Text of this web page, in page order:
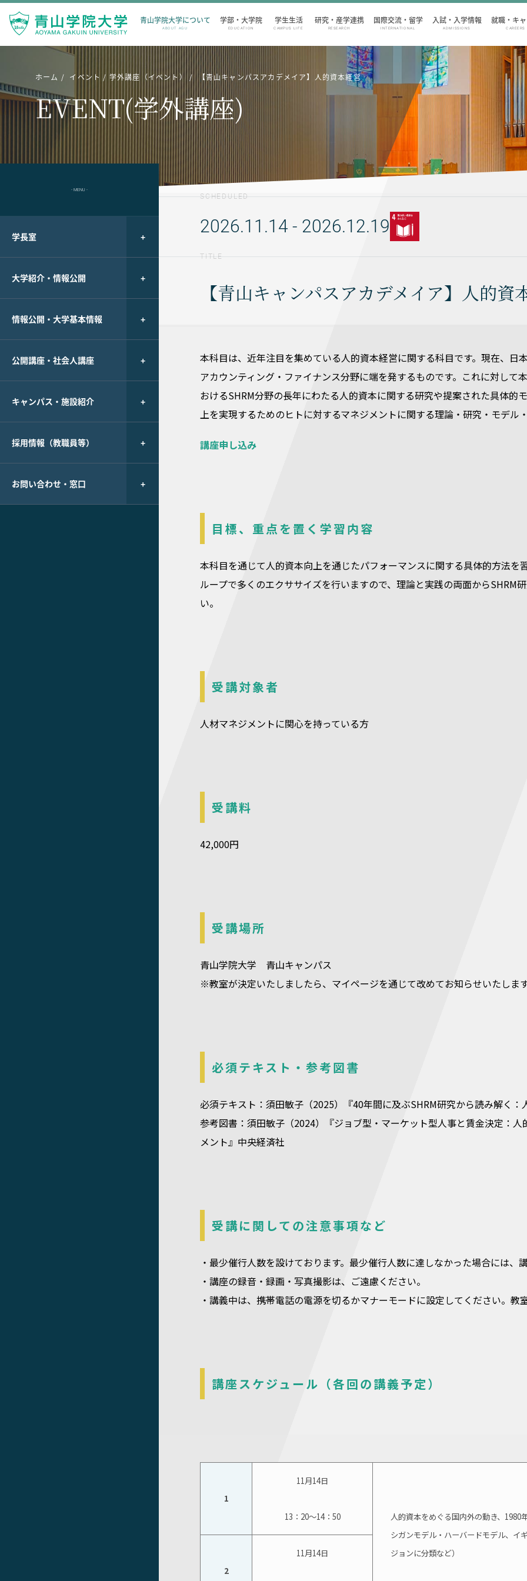
青山学院大学について
ABOUT AGU
学部・大学院
EDUCATION
学生生活
CAMPUS LIFE
研究・産学連携
RESEARCH
国際交流・留学
INTERNATIONAL
入試・入学情報
ADMISSIONS
就職・キ
CAREERS
ホーム イベント 学外講座（イベント） 【青山キャンパスアカデメイア】人的資本経営
EVENT(学外講座)
- MENU -
学長室
大学紹介・情報公開
情報公開・大学基本情報
公開講座・社会人講座
キャンパス・施設紹介
採用情報（教職員等）
お問い合わせ・窓口
SCHEDULED
2026.11.14 - 2026.12.19
TITLE
【青山キャンパスアカデメイア】人的資
本科目は、近年注目を集めている人的資本経営に関する科目です。現在、
アカウンティング・ファイナンス分野に端を発するものです。これに対して
おけるSHRM分野の長年にわたる人的資本に関する研究や提案された具体的
上を実現するためのヒトに対するマネジメントに関する理論・研究・モデル
講座申し込み
目標、重点を置く学習内容
本科目を通じて人的資本向上を通じたパフォーマンスに関する具体的方法
ループで多くのエクササイズを行いますので、理論と実践の両面からSHRM
い。
受講対象者
人材マネジメントに関心を持っている方
受講料
42,000円
受講場所
青山学院大学 青山キャンパス
※教室が決定いたしましたら、マイページを通じて改めてお知らせいたしま
必須テキスト・参考図書
必須テキスト：須田敏子（2025）『40年間に及ぶSHRM研究から読み解く
参考図書：須田敏子（2024）『ジョブ型・マーケット型人事と賃金決定：
メント』中央経済社
受講に関しての注意事項など
・最少催行人数を設けております。最少催行人数に達しなかった場合には、
・講座の録音・録画・写真撮影は、ご遠慮ください。
・講義中は、携帯電話の電源を切るかマナーモードに設定してください。教
講座スケジュール（各回の講義予定）
1
11月14日
13：20～14：50
人的資本をめぐる国内外の動き、1980
シガンモデル・ハーバードモデル、イ
ジョンに分類など）
2
11月14日